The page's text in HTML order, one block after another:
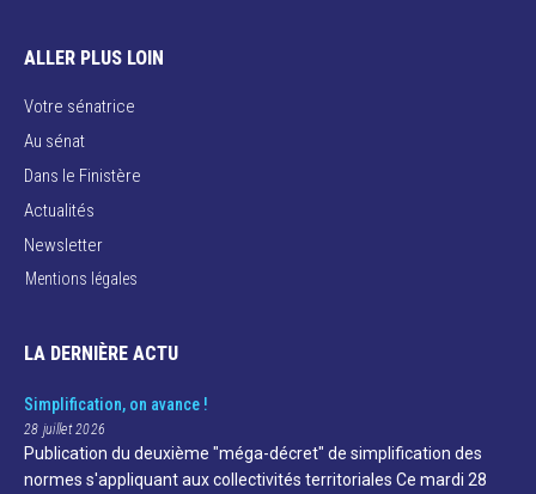
ALLER PLUS LOIN
Votre sénatrice
Au sénat
Dans le Finistère
Actualités
Newsletter
Mentions légales
LA DERNIÈRE ACTU
Simplification, on avance !
28 juillet 2026
Publication du deuxième "méga-décret" de simplification des
normes s'appliquant aux collectivités territoriales Ce mardi 28